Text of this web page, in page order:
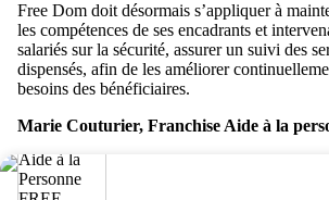
Free Dom doit désormais s’appliquer à
les compétences de ses encadrants et
salariés sur la sécurité, assurer un suivi des
dispensés, afin de les améliorer
besoins des bénéficiaires.
Marie Couturier, Franchise Aide à la